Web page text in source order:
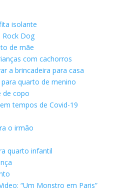
isolante
Rock Dog
de mãe
com cachorros
a brincadeira para casa
quarto de menino
de copo
tempos de Covid-19
o irmão
quarto infantil
“Um Monstro em Paris”